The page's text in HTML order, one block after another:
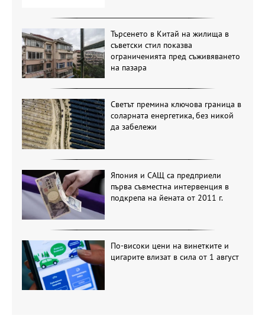
Търсенето в Китай на жилища в
съветски стил показва
ограниченията пред съживяването
на пазара
Светът премина ключова граница в
соларната енергетика, без никой
да забележи
Япония и САЩ са предприели
първа съвместна интервенция в
подкрепа на йената от 2011 г.
По-високи цени на винетките и
цигарите влизат в сила от 1 август